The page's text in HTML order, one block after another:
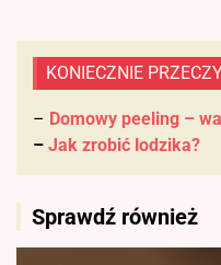
KONIECZNIE
– Domowy peeling –
– Jak zrobić lodzika?
Sprawdź również